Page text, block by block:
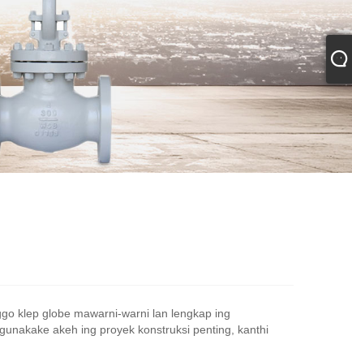
klep globe mawarni-warni lan lengkap ing
akeh ing proyek konstruksi penting, kanthi